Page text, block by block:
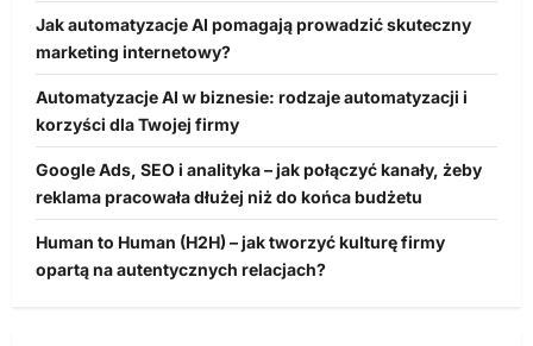
Jak automatyzacje AI pomagają prowadzić skuteczny
marketing internetowy?
Automatyzacje AI w biznesie: rodzaje automatyzacji i
korzyści dla Twojej firmy
Google Ads, SEO i analityka – jak połączyć kanały, żeby
reklama pracowała dłużej niż do końca budżetu
Human to Human (H2H) – jak tworzyć kulturę firmy
opartą na autentycznych relacjach?